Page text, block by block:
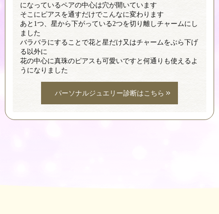
になっているペアの中心は穴が開いています
そこにピアスを通すだけでこんなに変わります
あと1つ、星から下がっている2つを切り離しチャームにし
ました
バラバラにすることで花と星だけ又はチャームをぶら下げ
る以外に
花の中心に真珠のピアスも可愛いですと何通りも使えるよ
うになりました
パーソナルジュエリー診断はこちら